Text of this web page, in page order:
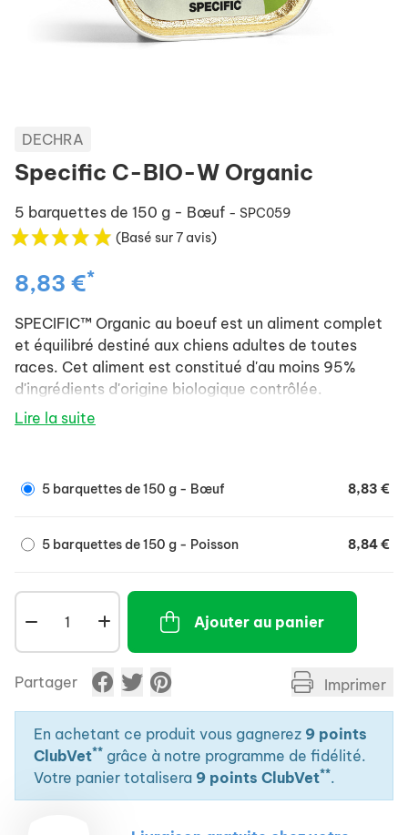
DECHRA
Specific C-BIO-W Organic
5 barquettes de 150 g - Bœuf - SPC059
(Basé sur 7 avis)
8,83 €*
SPECIFIC™ Organic au boeuf est un aliment complet
et équilibré destiné aux chiens adultes de toutes
races. Cet aliment est constitué d'au moins 95%
d'ingrédients d'origine biologique contrôlée.
Lire la suite
5 barquettes de 150 g - Bœuf 8,83 €
5 barquettes de 150 g - Poisson 8,84 €
Ajouter au panier
Partager Imprimer
En achetant ce produit vous gagnerez 9 points
ClubVet** grâce à notre programme de fidélité.
Votre panier totalisera 9 points ClubVet**.